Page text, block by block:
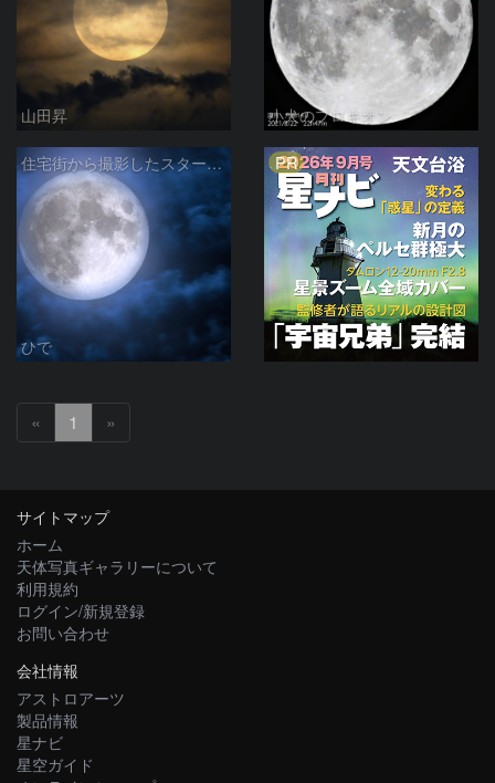
山田昇 小犬のプロキオン
住宅街から撮影したスタージェンムーン(チョウザメ月)
ひで
PR
« 1 »
サイトマップ
ホーム
天体写真ギャラリーについて
利用規約
ログイン/新規登録
お問い合わせ
会社情報
アストロアーツ
製品情報
星ナビ
星空ガイド